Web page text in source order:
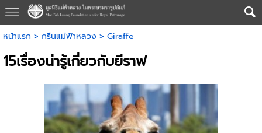
หน้าแรก > กรีนแม่ฟ้าหลวง > Giraffe
15เรื่องน่ารู้เกี่ยวกับยีราฟ